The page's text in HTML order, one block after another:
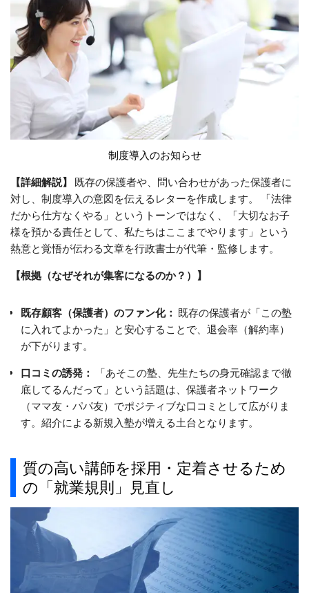
制度導入のお知らせ
【詳細解説】
既存の保護者や、問い合わせがあった保護者に
対し、制度導入の意図を伝えるレターを作成します。 「法律
だから仕方なくやる」というトーンではなく、「大切なお子
様を預かる責任として、私たちはここまでやります」という
熱意と覚悟が伝わる文章を行政書士が代筆・監修します。
【根拠（なぜそれが集客になるのか？）】
既存顧客（保護者）のファン化： 既存の保護者が「この塾
に入れてよかった」と安心することで、退会率（解約率）
が下がります。
口コミの誘発：
「あそこの塾、先生たちの身元確認まで徹
底してるんだって」という話題は、保護者ネットワーク
（ママ友・パパ友）でポジティブな口コミとして広がりま
す。紹介による新規入塾が増える土台となります。
質の高い講師を採用・定着させるため
の「就業規則」見直し